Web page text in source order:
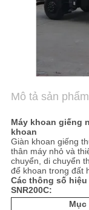
CHUYỆN
COMPANY
NEWS
SƠ
ĐỒ
TRANG
WEB
Mô tả sản phẩm
Máy khoan giếng
khoan
Giàn khoan giếng
thân máy nhỏ và
chuyển, di chuyển
để khoan trong đất
Các thông số
SNR200C:
Mục